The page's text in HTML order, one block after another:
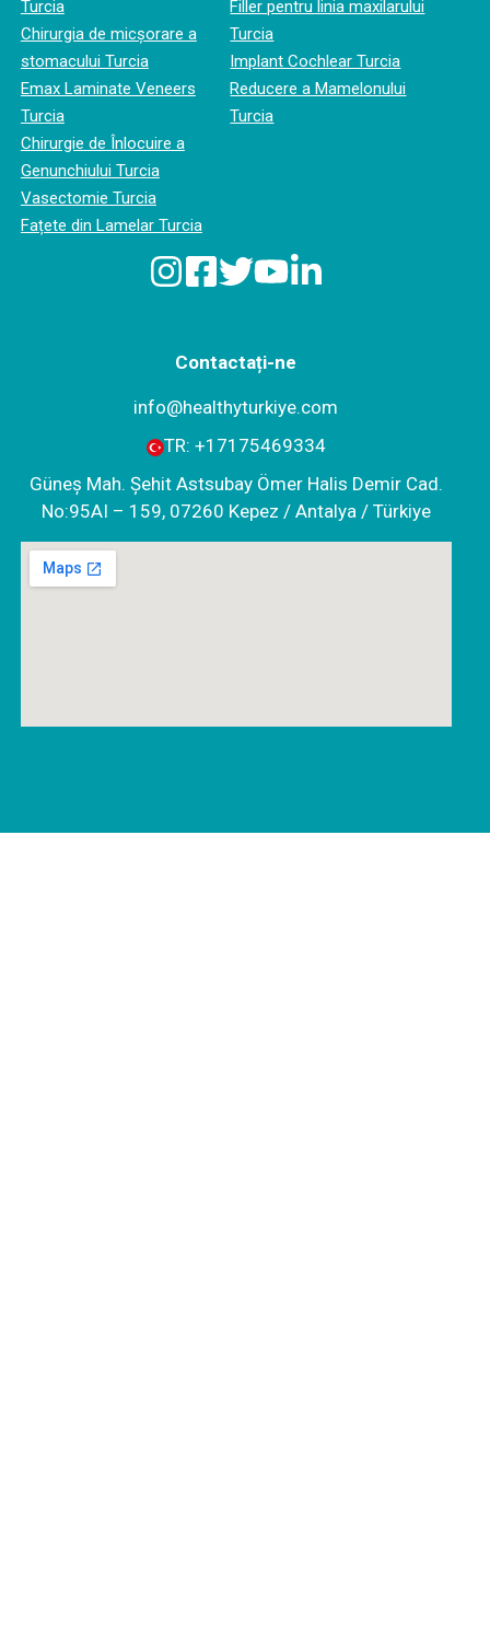
Turcia
Chirurgia de micșorare a
stomacului Turcia
Emax Laminate Veneers
Turcia
Chirurgie de Înlocuire a
Genunchiului Turcia
Vasectomie Turcia
Fațete din Lamelar Turcia
Filler pentru linia maxilarului
Turcia
Implant Cochlear Turcia
Reducere a Mamelonului
Turcia
Contactați-ne
info@healthyturkiye.com
TR: +‪17175469334‬
Güneş Mah. Şehit Astsubay Ömer Halis Demir Cad.
No:95AI – 159, 07260 Kepez / Antalya / Türkiye